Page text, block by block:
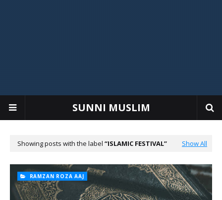
SUNNI MUSLIM
Showing posts with the label ISLAMIC FESTIVAL Show All
RAMZAN ROZA AAJ